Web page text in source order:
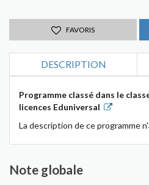
FAVORIS
DESCRIPTION
Programme classé dans le
licences Eduniversal
La description de ce programme
Note globale